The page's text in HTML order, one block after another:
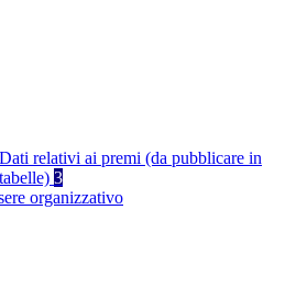
Dati relativi ai premi (da pubblicare in
tabelle) 3
organizzativo